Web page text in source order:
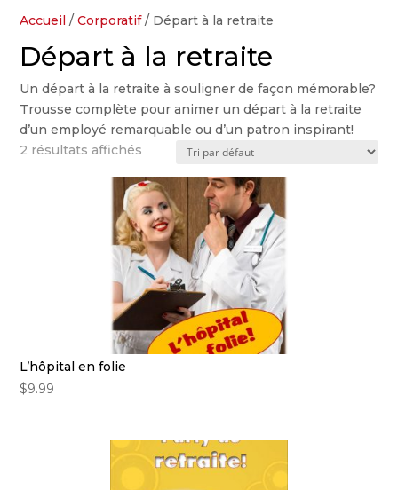
Accueil /Corporatif/ Départ à la retraite
Départ à la retraite
Un départ à la retraite à souligner de façon mémorable?
Trousse complète pour animer un départ à la retraite
d’un employé remarquable ou d’un patron inspirant!
2 résultats affichés
L’hôpital en folie
$9.99